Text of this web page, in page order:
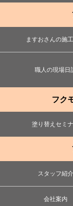
ますおさんの施
職人の現場日
フク
塗り替えセミ
スタッフ紹介
会社案内